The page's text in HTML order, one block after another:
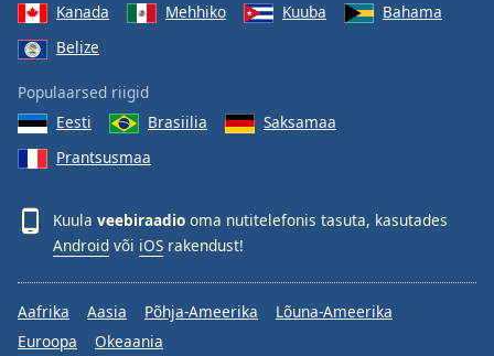
Kanada
Mehhiko Kuuba
Bahama
Belize
Populaarsed riigid
Eesti
Brasiilia
Saksamaa
Prantsusmaa
Kuula veebiraadio oma nutitelefonis tasuta, kasutades
Android või iOS rakendust!
Aafrika Aasia Põhja-Ameerika
Lõuna-Ameerika
Euroopa
Okeaania